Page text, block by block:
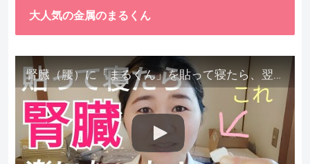
大人気の金属のまるくん
腎臓（腰）に「まるくん」を貼って寝たら、翌朝めちゃ楽でびっくりしました。腎臓叩いても痛くない！【お客様の声を試してみた】